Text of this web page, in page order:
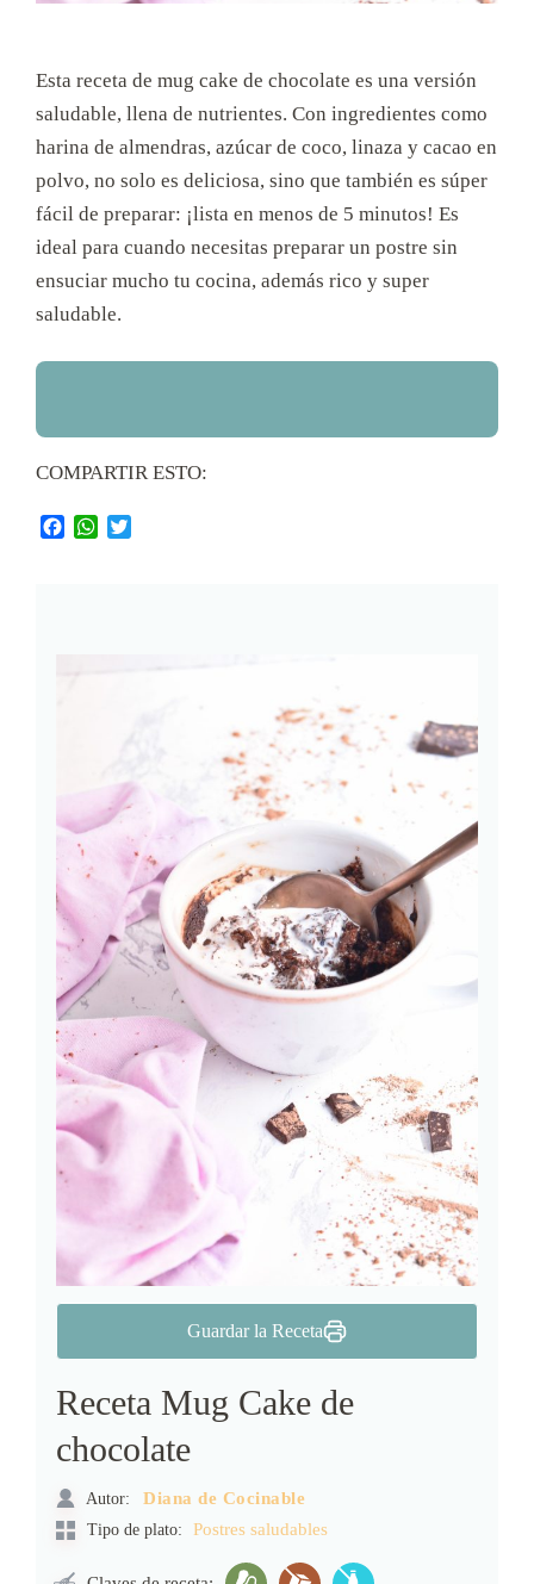
Esta receta de mug cake de chocolate es una versión
saludable, llena de nutrientes. Con ingredientes como
harina de almendras, azúcar de coco, linaza y cacao en
polvo, no solo es deliciosa, sino que también es súper
fácil de preparar: ¡lista en menos de 5 minutos! Es
ideal para cuando necesitas preparar un postre sin
ensuciar mucho tu cocina, además rico y super
saludable.
COMPARTIR ESTO:
Guardar la Receta
Receta Mug Cake de
chocolate
Autor:
Diana de Cocinable
Tipo de plato:
Postres saludables